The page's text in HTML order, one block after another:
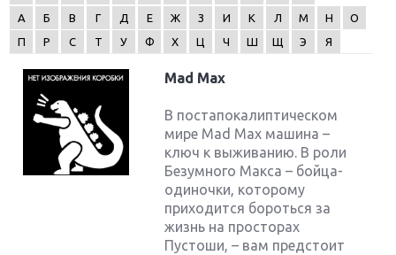
А
Б В Г Д Е Ж З И К Л М Н
О
П
Р С Т У Ф Х Ц Ч Ш Щ Э Я
Mad Max
В постапокалиптическом
мире Mad Max машина –
ключ к выживанию. В роли
Безумного Макса – бойца-
одиночки, которому
приходится бороться за
жизнь на просторах
Пустоши, – вам предстоит